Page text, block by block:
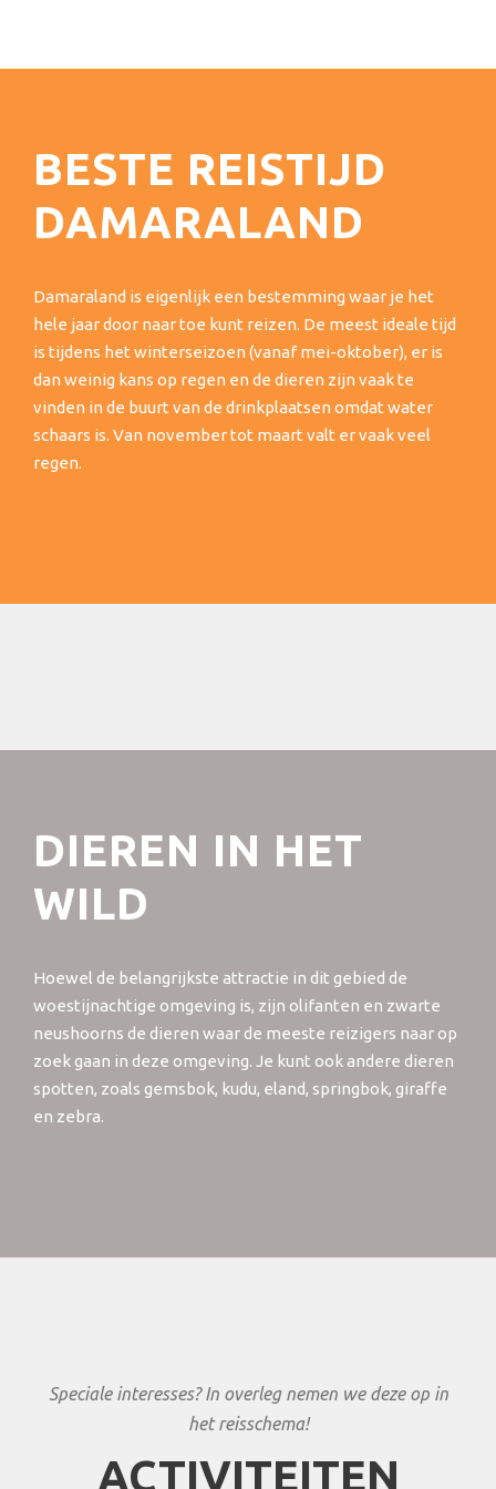
BESTE REISTIJD
DAMARALAND
Damaraland is eigenlijk een bestemming waar je het
hele jaar door naar toe kunt reizen. De meest ideale tijd
is tijdens het winterseizoen (vanaf mei-oktober), er is
dan weinig kans op regen en de dieren zijn vaak te
vinden in de buurt van de drinkplaatsen omdat water
schaars is. Van november tot maart valt er vaak veel
regen.
DIEREN IN HET
WILD
Hoewel de belangrijkste attractie in dit gebied de
woestijnachtige omgeving is, zijn olifanten en zwarte
neushoorns de dieren waar de meeste reizigers naar op
zoek gaan in deze omgeving. Je kunt ook andere dieren
spotten, zoals gemsbok, kudu, eland, springbok, giraffe
en zebra.
Speciale interesses? In overleg nemen we deze op in
het reisschema!
ACTIVITEITEN